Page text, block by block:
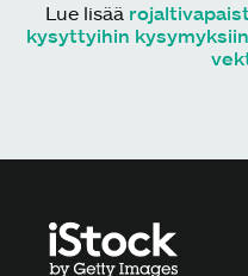
Lue lisää
kysyttyihin